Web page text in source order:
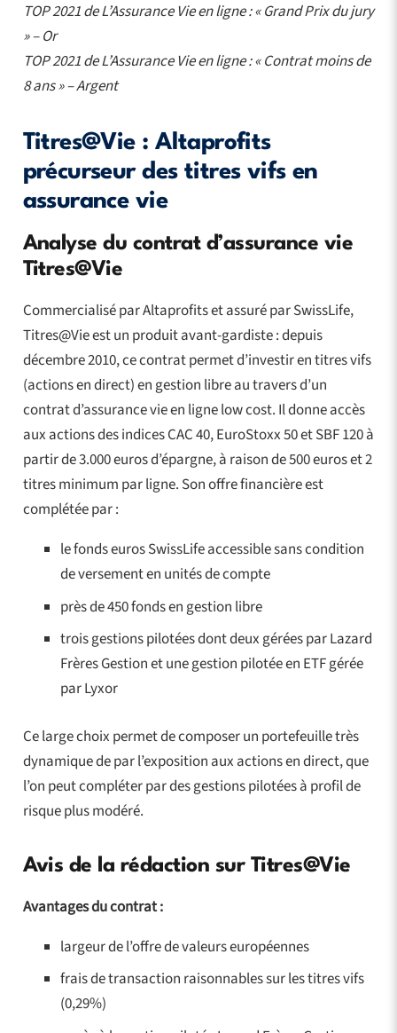
TOP 2021 de L’Assurance Vie en ligne : « Grand Prix du jury
» – Or
TOP 2021 de L’Assurance Vie en ligne : « Contrat moins de
8 ans » – Argent
Titres@Vie : Altaprofits
précurseur des titres vifs en
assurance vie
Analyse du contrat d’assurance vie
Titres@Vie
Commercialisé par Altaprofits et assuré par SwissLife,
Titres@Vie est un produit avant-gardiste : depuis
décembre 2010, ce contrat permet d’investir en titres vifs
(actions en direct) en gestion libre au travers d’un
contrat d’assurance vie en ligne low cost. Il donne accès
aux actions des indices CAC 40, EuroStoxx 50 et SBF 120 à
partir de 3.000 euros d’épargne, à raison de 500 euros et 2
titres minimum par ligne. Son offre financière est
complétée par :
le fonds euros SwissLife accessible sans condition
de versement en unités de compte
près de 450 fonds en gestion libre
trois gestions pilotées dont deux gérées par Lazard
Frères Gestion et une gestion pilotée en ETF gérée
par Lyxor
Ce large choix permet de composer un portefeuille très
dynamique de par l’exposition aux actions en direct, que
l’on peut compléter par des gestions pilotées à profil de
risque plus modéré.
Avis de la rédaction sur Titres@Vie
Avantages du contrat :
largeur de l’offre de valeurs européennes
frais de transaction raisonnables sur les titres vifs
(0,29%)